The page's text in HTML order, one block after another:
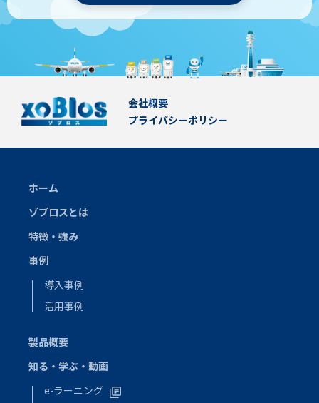
会社概要
プライバシーポリシー
ホーム
ゾブロスとは
特徴・強み
事例
導入事例
活用事例
製品概要
知る・学ぶ・動画
e-ラーニング